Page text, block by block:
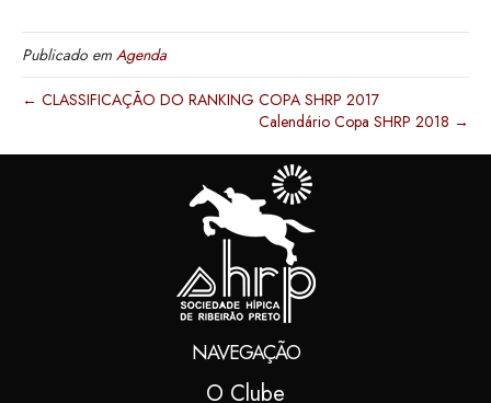
Publicado em Agenda
← CLASSIFICAÇÃO DO RANKING COPA SHRP 2017
Calendário Copa SHRP 2018 →
NAVEGAÇÃO
O Clube